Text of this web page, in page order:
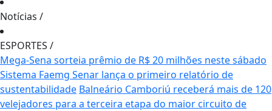
Notícias /
ESPORTES /
Mega-Sena sorteia prêmio de R$ 20 milhões neste sábado
Sistema Faemg Senar lança o primeiro relatório de
sustentabilidade Balneário Camboriú receberá mais de 120
velejadores para a terceira etapa do maior circuito de